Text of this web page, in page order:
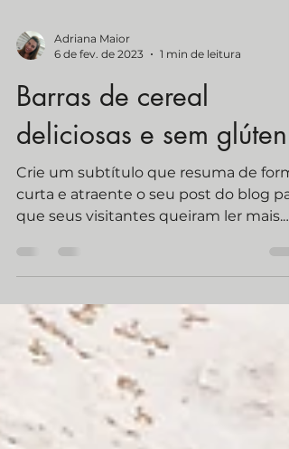
Adriana Maior
6 de fev. de 2023
1 min de leitura
Barras de cereal
deliciosas e sem glúten
Crie um subtítulo que resuma de
Bem-vindo ao seu...